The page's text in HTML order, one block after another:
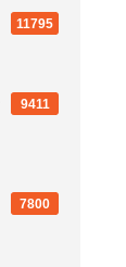
11795
9411
7800